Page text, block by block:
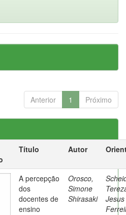
Anterior 1 Próximo
Título Autor
A percepção
dos
docentes de
ensino
Orosco,
Simone
Shirasaki
Jesus